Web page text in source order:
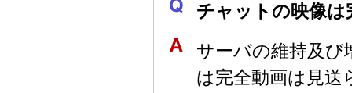
チャットの映像
サーバの維持及び
は完全動画は見送